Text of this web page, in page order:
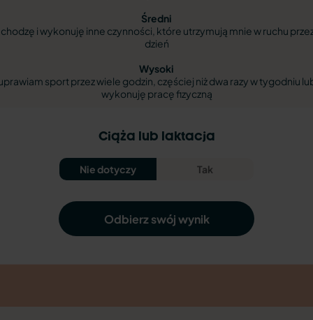
Średni
i wykonuję inne czynności, które utrzymują mnie w ruchu
dzień
Wysoki
sport przez wiele godzin, częściej niż dwa razy w tygodniu
wykonuję pracę fizyczną
Ciąża lub laktacja
Nie dotyczy Tak
Odbierz swój wynik